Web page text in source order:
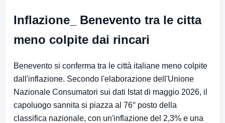
Inflazione_ Benevento tra le citta
meno colpite dai rincari
Benevento si conferma tra le città italiane meno colpite
dall'inflazione. Secondo l'elaborazione dell'Unione
Nazionale Consumatori sui dati Istat di maggio 2026, il
capoluogo sannita si piazza al 76° posto della
classifica nazionale, con un'inflazione del 2,3% e una